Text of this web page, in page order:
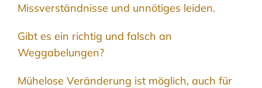
Missverständnisse und unnötiges leiden.
Gibt es ein richtig und falsch an
Weggabelungen?
Mühelose Veränderung ist möglich, auch für